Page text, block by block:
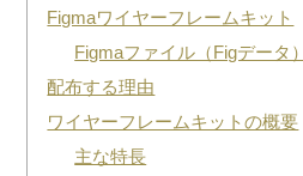
Figmaワイヤーフレームキット
Figmaファイル（Figデータ
配布する理由
ワイヤーフレームキットの概要
主な特長